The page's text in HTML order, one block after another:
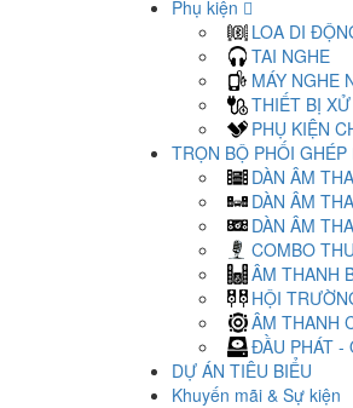
Phụ kiện
LOA DI
TAI NGHE
MÁY NGHE
THIẾT BỊ
PHỤ KIỆN
TRỌN BỘ PHỐI GHÉP
DÀN ÂM
DÀN ÂM
DÀN ÂM
COMBO
ÂM THANH
HỘI
ÂM THANH
ĐẦU PHÁT -
DỰ ÁN TIÊU BIỂU
Khuyến mãi & Sự kiện